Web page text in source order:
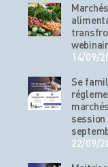
14/09/
Se
session
22/09/